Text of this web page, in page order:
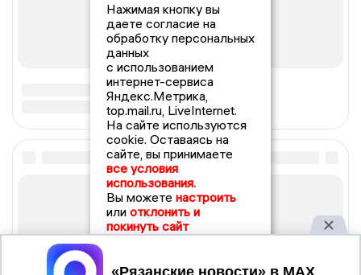
Нажимая кнопку вы
даете согласие на
обработку персональных
данных
с использованием
интернет-сервиса
Яндекс.Метрика,
top.mail.ru, LiveInternet.
На сайте используются
cookie. Оставаясь на
сайте, вы принимаете
все условия
использования.
Вы можете настроить
или отклонить и
покинуть сайт
Принять